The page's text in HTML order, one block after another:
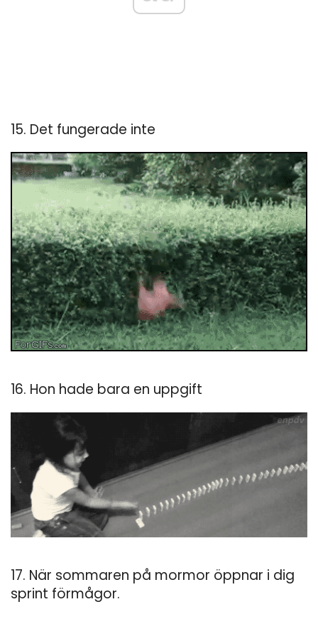
15. Det fungerade inte
16. Hon hade bara en uppgift
17. När sommaren på mormor öppnar i dig
sprint förmågor.